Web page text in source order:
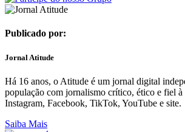
Publicado por:
Jornal Atitude
Há 16 anos, o Atitude é um jornal digital
população com jornalismo crítico, ético e fiel à
Instagram, Facebook, TikTok, YouTube e site.
Saiba Mais